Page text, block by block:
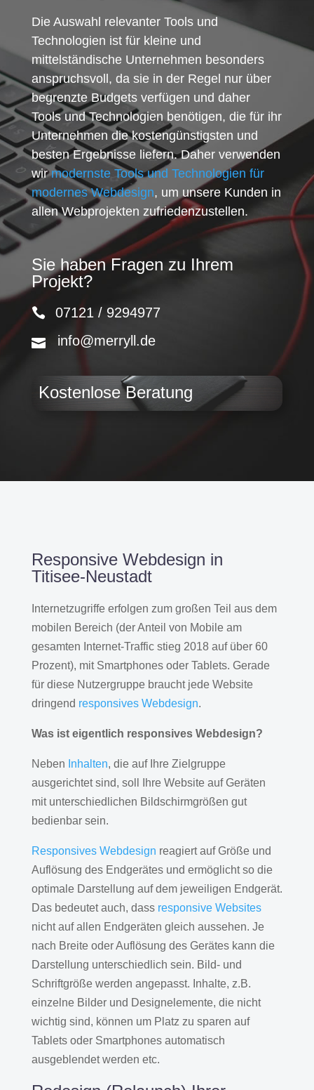
Die Auswahl relevanter Tools und
Technologien ist für kleine und
mittelständische Unternehmen besonders
anspruchsvoll, da sie in der Regel nur über
begrenzte Budgets verfügen und daher
Tools und Technologien benötigen, die für ihr
Unternehmen die kostengünstigsten und
besten Ergebnisse liefern. Daher verwenden
wirmodernste Tools und Technologien für
modernes Webdesign, um unsere Kunden in
allen Webprojekten zufriedenzustellen.
Sie haben Fragen zu Ihrem
Projekt?
07121 / 9294977
info@merryll.de
Kostenlose Beratung
Responsive Webdesign in
Titisee-Neustadt
Internetzugriffe erfolgen zum großen Teil aus dem
mobilen Bereich (der Anteil von Mobile am
gesamten Internet-Traffic stieg 2018 auf über 60
Prozent), mit Smartphones oder Tablets. Gerade
für diese Nutzergruppe braucht jede Website
dringend responsives Webdesign.
Was ist eigentlich responsives Webdesign?
Neben Inhalten, die auf Ihre Zielgruppe
ausgerichtet sind, soll Ihre Website auf Geräten
mit unterschiedlichen Bildschirmgrößen gut
bedienbar sein.
Responsives Webdesign reagiert auf Größe und
Auflösung des Endgerätes und ermöglicht so die
optimale Darstellung auf dem jeweiligen Endgerät.
Das bedeutet auch, dass responsive Websites
nicht auf allen Endgeräten gleich aussehen. Je
nach Breite oder Auflösung des Gerätes kann die
Darstellung unterschiedlich sein. Bild- und
Schriftgröße werden angepasst. Inhalte, z.B.
einzelne Bilder und Designelemente, die nicht
wichtig sind, können um Platz zu sparen auf
Tablets oder Smartphones automatisch
ausgeblendet werden etc.